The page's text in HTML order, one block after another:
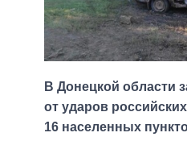
В Донецкой области
от ударов
16 населенных